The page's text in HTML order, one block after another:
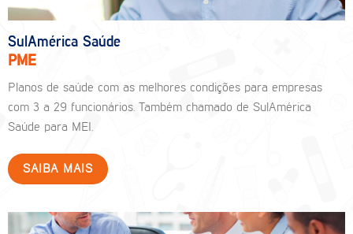
SulAmérica Saúde
PME
Planos de saúde com as melhores condições para empresas
com 3 a 29 funcionários. Também chamado de SulAmérica
Saúde para MEI.
SAIBA MAIS